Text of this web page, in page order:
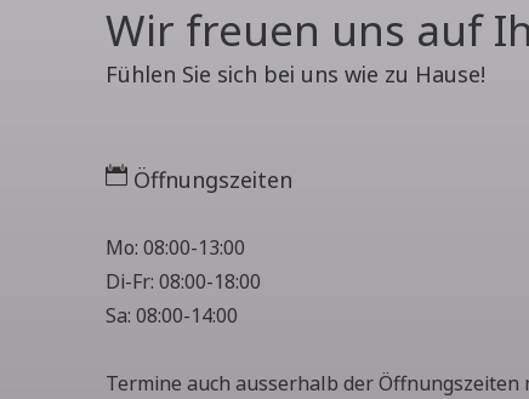
Wir freuen uns auf
Fühlen Sie sich bei uns wie zu Hause!
Öffnungszeiten
Mo: 08:00-13:00
Di-Fr: 08:00-18:00
Sa: 08:00-14:00
Termine auch ausserhalb der Öffnungszeiten